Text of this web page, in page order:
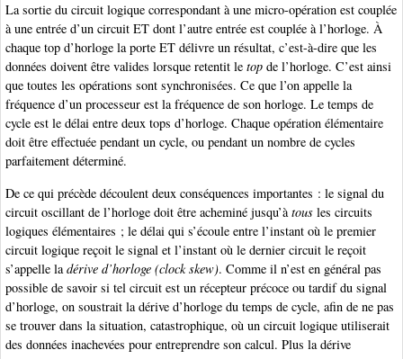
La sortie du circuit logique correspondant à une micro-opération est couplée
à une entrée d’un circuit ET dont l’autre entrée est couplée à l’horloge. À
chaque top d’horloge la porte ET délivre un résultat, c’est-à-dire que les
données doivent être valides lorsque retentit le top de l’horloge. C’est ainsi
que toutes les opérations sont synchronisées. Ce que l’on appelle la
fréquence d’un processeur est la fréquence de son horloge. Le temps de
cycle est le délai entre deux tops d’horloge. Chaque opération élémentaire
doit être effectuée pendant un cycle, ou pendant un nombre de cycles
parfaitement déterminé.
De ce qui précède découlent deux conséquences importantes : le signal du
circuit oscillant de l’horloge doit être acheminé jusqu’à tous les circuits
logiques élémentaires ; le délai qui s’écoule entre l’instant où le premier
circuit logique reçoit le signal et l’instant où le dernier circuit le reçoit
s’appelle la dérive d’horloge (clock skew). Comme il n’est en général pas
possible de savoir si tel circuit est un récepteur précoce ou tardif du signal
d’horloge, on soustrait la dérive d’horloge du temps de cycle, afin de ne pas
se trouver dans la situation, catastrophique, où un circuit logique utiliserait
des données inachevées pour entreprendre son calcul. Plus la dérive